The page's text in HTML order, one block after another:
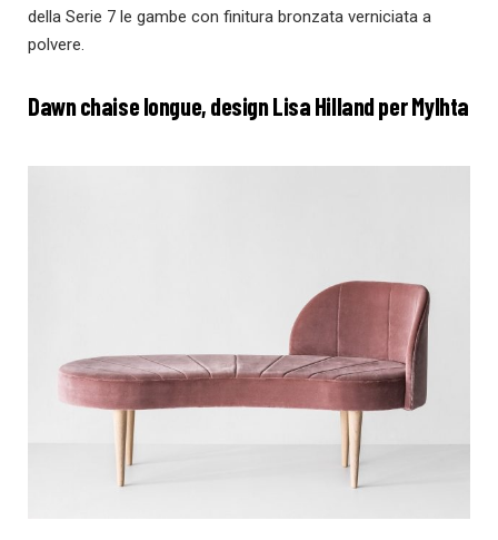
della Serie 7 le gambe con finitura bronzata verniciata a
polvere.
Dawn chaise longue, design Lisa Hilland per Mylhta